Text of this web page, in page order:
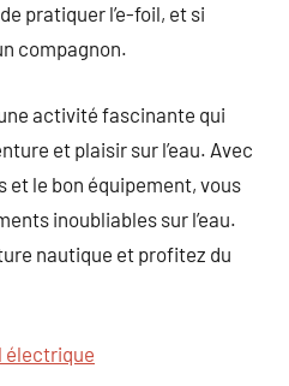
pratiquer l’e-foil, et si
compagnon.
activité fascinante qui
et plaisir sur l’eau. Avec
et le bon équipement, vous
inoubliables sur l’eau.
nautique et profitez du
électrique